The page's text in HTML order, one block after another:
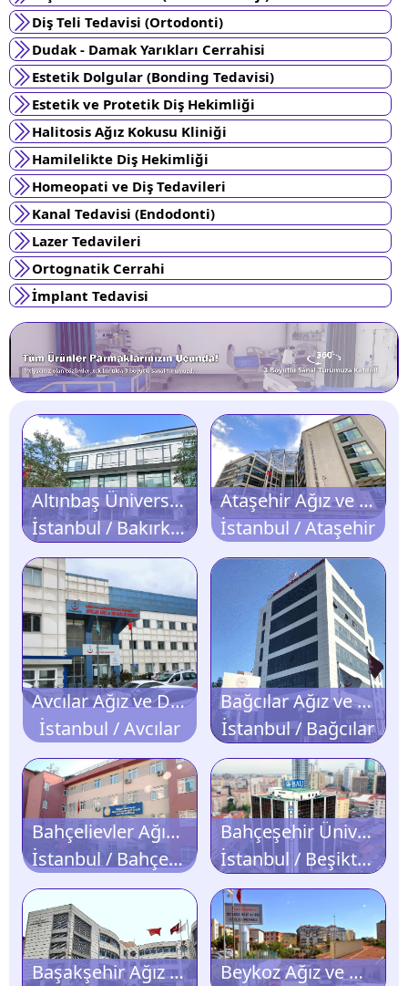
Diş Teli Tedavisi (Ortodonti)
Dudak - Damak Yarıkları Cerrahisi
Estetik Dolgular (Bonding Tedavisi)
Estetik ve Protetik Diş Hekimliği
Halitosis Ağız Kokusu Kliniği
Hamilelikte Diş Hekimliği
Homeopati ve Diş Tedavileri
Kanal Tedavisi (Endodonti)
Lazer Tedavileri
Ortognatik Cerrahi
İmplant Tedavisi
Altınbaş Üniversitesi Diş Hastanesi
İstanbul / Bakırköy
Ataşehir Ağız ve Diş Sağlığı Hastanesi
İstanbul / Ataşehir
Avcılar Ağız ve Diş Sağlığı Merkezi
İstanbul / Avcılar
Bağcılar Ağız ve Diş Sağlığı Hastanesi
İstanbul / Bağcılar
Bahçelievler Ağız ve Diş Sağlığı Merkezi
İstanbul / Bahçelievler
Bahçeşehir Üniversitesi Ağız ve Diş Sağlığı Hastanesi
İstanbul / Beşiktaş
Başakşehir Ağız ve Diş Sağlığı Merkezi
Beykoz Ağız ve Diş Sağlığı Merkezi